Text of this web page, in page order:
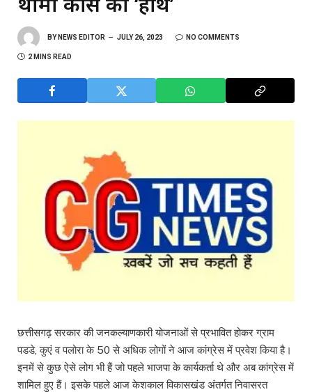
BY NEWS EDITOR JULY 26, 2023 NO COMMENTS
2 MINS READ
छत्तीसगढ़ सरकार की जनकल्याणकारी योजनाओं से प्रभावित होकर ग्राम
पडडे, कुएं व पलोरा के 50 से अधिक लोगों ने आज कांग्रेस में प्रवेश किया है।
इनमें से कुछ ऐसे लोग भी हैं जो पहले भाजपा के कार्यकर्ता थे और अब कांग्रेस में
शामिल हुए हैं। इसके पहले आज केशकाल विकासखंड अंतर्गत निवासरत